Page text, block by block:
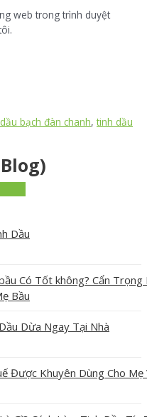
web trong trình duyệt
bạch đàn chanh,tinh dầu
Dầu
Có Tốt không? Cẩn Trọng
Bầu
Dừa Ngay Tại Nhà
Được Khuyên Dùng Cho Mẹ